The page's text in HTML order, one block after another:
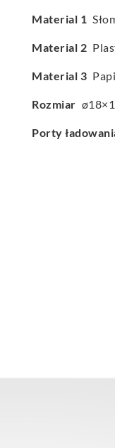
Material 1
Material 2
Material 3
Rozmiar
Porty